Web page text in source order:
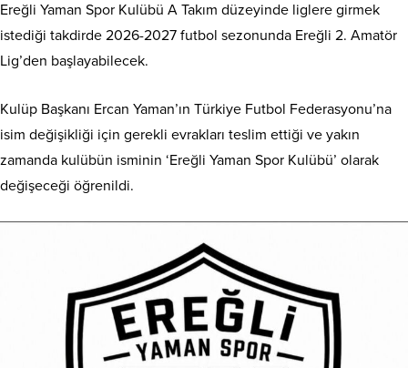
Ereğli Yaman Spor Kulübü A Takım düzeyinde liglere girmek
istediği takdirde 2026-2027 futbol sezonunda Ereğli 2. Amatör
Lig’den başlayabilecek.
Kulüp Başkanı Ercan Yaman’ın Türkiye Futbol Federasyonu’na
isim değişikliği için gerekli evrakları teslim ettiği ve yakın
zamanda kulübün isminin ‘Ereğli Yaman Spor Kulübü’ olarak
değişeceği öğrenildi.